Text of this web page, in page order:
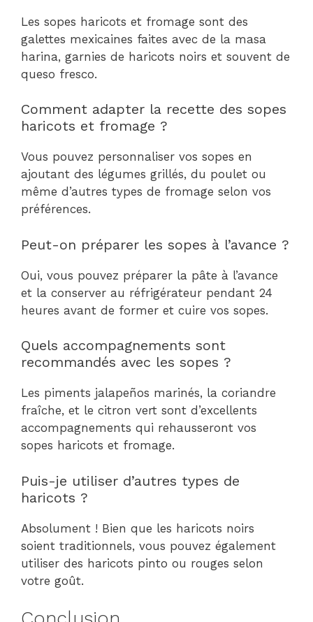
Les sopes haricots et fromage sont des
galettes mexicaines faites avec de la masa
harina, garnies de haricots noirs et souvent de
queso fresco.
Comment adapter la recette des sopes
haricots et fromage ?
Vous pouvez personnaliser vos sopes en
ajoutant des légumes grillés, du poulet ou
même d’autres types de fromage selon vos
préférences.
Peut-on préparer les sopes à l’avance ?
Oui, vous pouvez préparer la pâte à l’avance
et la conserver au réfrigérateur pendant 24
heures avant de former et cuire vos sopes.
Quels accompagnements sont
recommandés avec les sopes ?
Les piments jalapeños marinés, la coriandre
fraîche, et le citron vert sont d’excellents
accompagnements qui rehausseront vos
sopes haricots et fromage.
Puis-je utiliser d’autres types de
haricots ?
Absolument ! Bien que les haricots noirs
soient traditionnels, vous pouvez également
utiliser des haricots pinto ou rouges selon
votre goût.